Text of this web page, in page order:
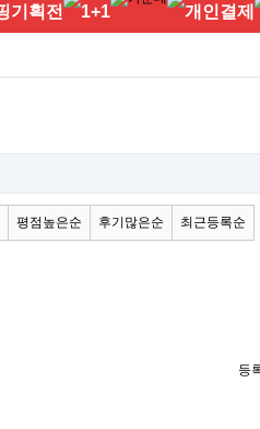
평점높은순 후기많은순 최근등록순
등